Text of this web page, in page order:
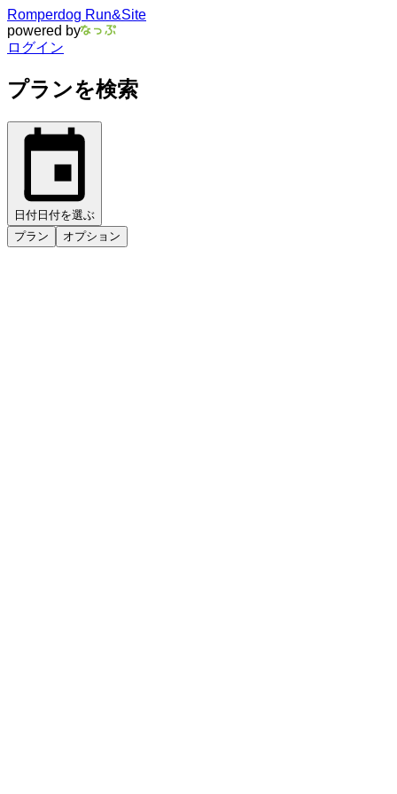
Romperdog Run&Site
powered by
ログイン
プランを検索
日付 日付を選ぶ
プラン
オプション